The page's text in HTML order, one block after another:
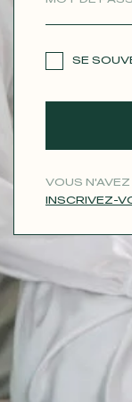
SE
VOUS
INSCRIVEZ-